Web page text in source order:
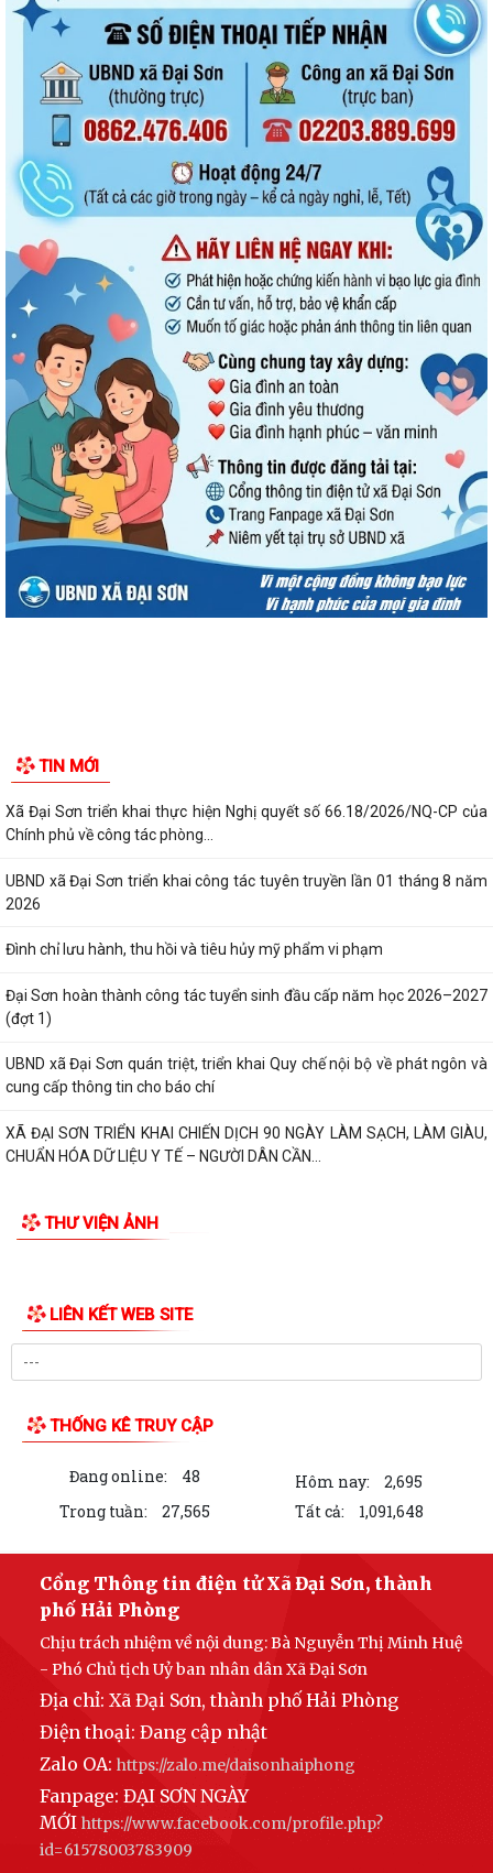
TIN MỚI
Xã Đại Sơn triển khai thực hiện Nghị quyết số 66.18/2026/NQ-CP của
Chính phủ về công tác phòng...
UBND xã Đại Sơn triển khai công tác tuyên truyền lần 01 tháng 8 năm
2026
Đình chỉ lưu hành, thu hồi và tiêu hủy mỹ phẩm vi phạm
Đại Sơn hoàn thành công tác tuyển sinh đầu cấp năm học 2026–2027
(đợt 1)
UBND xã Đại Sơn quán triệt, triển khai Quy chế nội bộ về phát ngôn và
cung cấp thông tin cho báo chí
XÃ ĐẠI SƠN TRIỂN KHAI CHIẾN DỊCH 90 NGÀY LÀM SẠCH, LÀM GIÀU,
CHUẨN HÓA DỮ LIỆU Y TẾ – NGƯỜI DÂN CẦN...
THƯ VIỆN ẢNH
LIÊN KẾT WEB SITE
THỐNG KÊ TRUY CẬP
Đang online: 48
Trong tuần:
27,565 Tất cả: 1,091,648